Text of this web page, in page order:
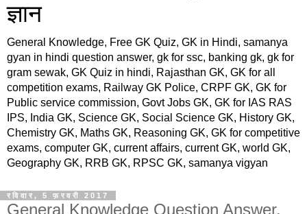
ज्ञान
General Knowledge, Free GK Quiz, GK in Hindi, samanya
gyan in hindi question answer, gk for ssc, banking gk, gk for
gram sewak, GK Quiz in hindi, Rajasthan GK, GK for all
competition exams, Railway GK Police, CRPF GK, GK for
Public service commission, Govt Jobs GK, GK for IAS RAS
IPS, India GK, Science GK, Social Science GK, History GK,
Chemistry GK, Maths GK, Reasoning GK, GK for competitive
exams, computer GK, current affairs, current GK, world GK,
Geography GK, RRB GK, RPSC GK, samanya vigyan
रविवार, 5 फ़रवरी 2017
General Knowledge Question Answer,